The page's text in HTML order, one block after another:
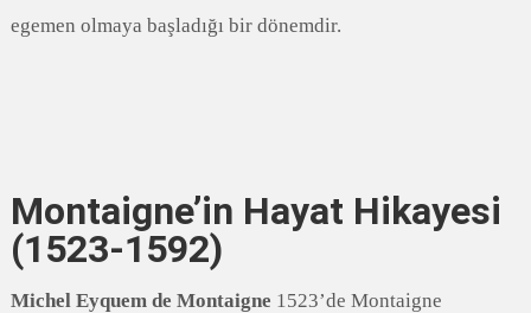
egemen olmaya başladığı bir dönemdir.
Montaigne’in Hayat Hikayesi
(1523-1592)
Michel Eyquem de Montaigne 1523’de Montaigne